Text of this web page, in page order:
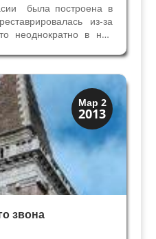
была построена в
из-за
неоднократно в неё
До мажор, концерты
на колокольне
Мар 2
2013
звона